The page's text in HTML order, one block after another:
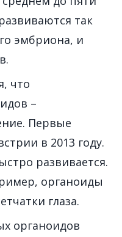
так
эмбриона, и
что
–
Первые
в 2013 году.
развивается.
органоиды
глаза.
органоидов